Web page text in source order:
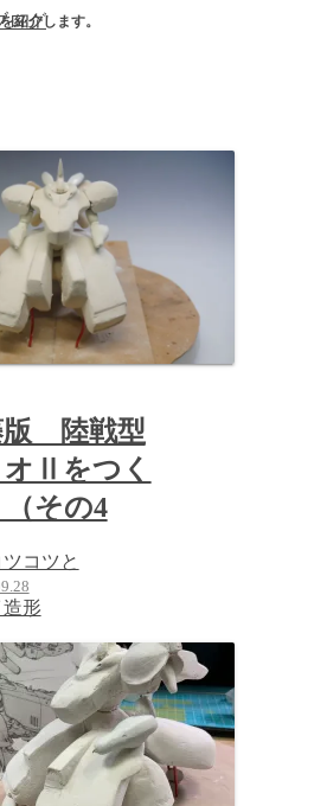
紹介します。
ログ
版 陸戦型
オⅡをつく
その4
コツと
造形